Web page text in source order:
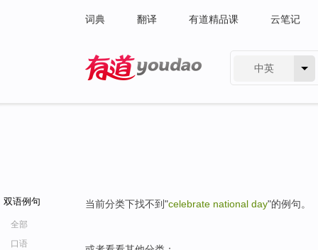
词典 翻译 有道精品课 云笔记
中英
双语例句
全部
口语
当前分类下找不到"celebrate national day"的例句。